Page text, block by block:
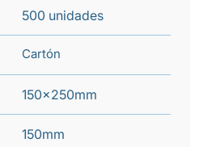
500 unidades
Cartón
150x250mm
150mm